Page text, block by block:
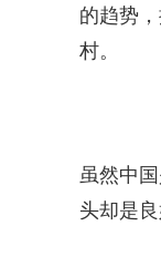
的趋势
村。
虽然中
头却是